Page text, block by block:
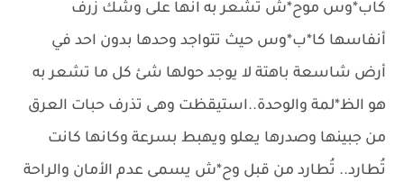
كاب*وس موح*ش تشعر به انها على وشك زرف
أنفاسها كا*ب*وس حيث تتواجد وحدها بدون احد في
أرض شاسعة باهتة لا يوجد حولها شئ كل ما تشعر به
هو الظ*لمة والوحدة..استيقظت وهى تذرف حبات العرق
من جبينها وصدرها يعلو ويهبط بسرعة وكانها كانت
تُطارد.. تُطارد من قبل وح*ش يسمى عدم الأمان والراحة